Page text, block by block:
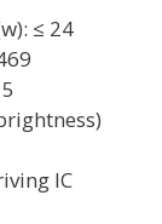
≤ 24
IC